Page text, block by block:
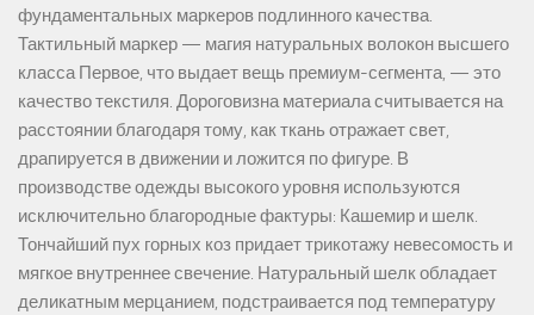
фундаментальных маркеров подлинного качества.
Тактильный маркер — магия натуральных волокон высшего
класса Первое, что выдает вещь премиум-сегмента, — это
качество текстиля. Дороговизна материала считывается на
расстоянии благодаря тому, как ткань отражает свет,
драпируется в движении и ложится по фигуре. В
производстве одежды высокого уровня используются
исключительно благородные фактуры: Кашемир и шелк.
Тончайший пух горных коз придает трикотажу невесомость и
мягкое внутреннее свечение. Натуральный шелк обладает
деликатным мерцанием, подстраивается под температуру